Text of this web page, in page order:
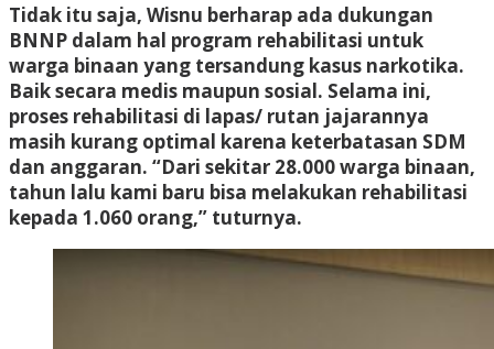
Tidak itu saja, Wisnu berharap ada dukungan
BNNP dalam hal program rehabilitasi untuk
warga binaan yang tersandung kasus narkotika.
Baik secara medis maupun sosial. Selama ini,
proses rehabilitasi di lapas/ rutan jajarannya
masih kurang optimal karena keterbatasan SDM
dan anggaran. “Dari sekitar 28.000 warga binaan,
tahun lalu kami baru bisa melakukan rehabilitasi
kepada 1.060 orang,” tuturnya.